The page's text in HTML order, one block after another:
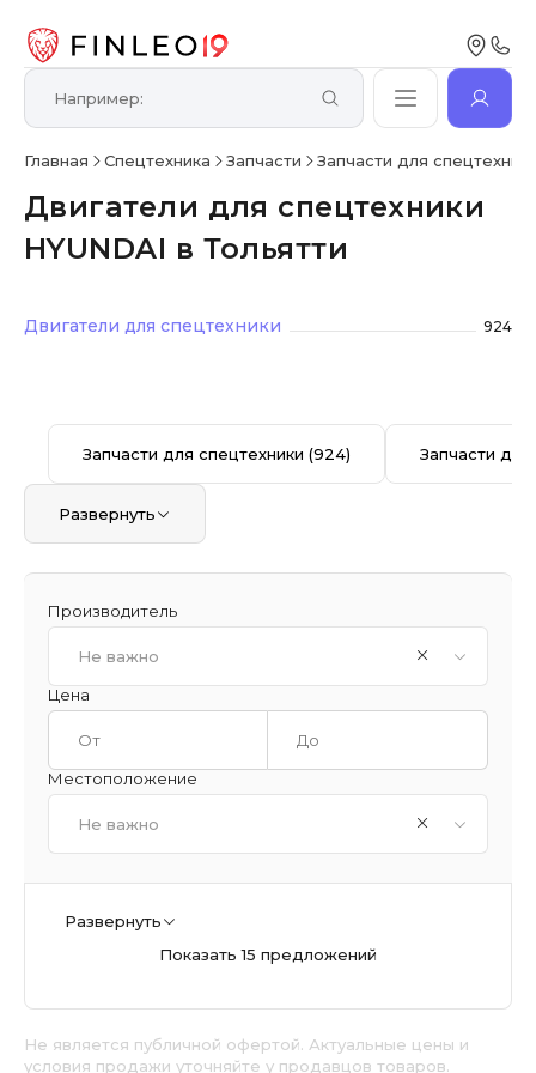
Главная Спецтехника Запчасти Запчасти для
Двигатели для спецтехники
HYUNDAI в Тольятти
Двигатели для спецтехники 924
Запчасти для спецтехники(924) Запчасти
Развернуть
Производитель
Не важно
Цена
Местоположение
Не важно
Развернуть
Показать 15 предложений
Не является публичной офертой. Актуальные цены и
условия продажи уточняйте у продавцов товаров.